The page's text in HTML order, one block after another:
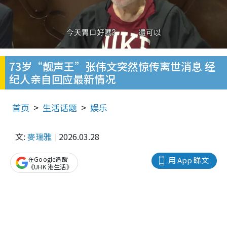
73岁“靓声王”张伟文突然惊传离世消息 经
纪人亲自回应最新情况
首页 生活话题 娱乐
文: 麥瑞雅 2026.03.28
用 App 睇文
在Google追蹤
《UHK 港生活》